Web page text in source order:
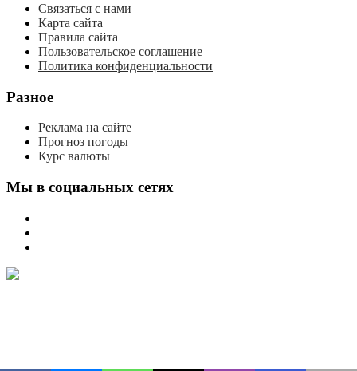
Связаться с нами
Карта сайта
Правила сайта
Пользовательское соглашение
Политика конфиденциальности
Разное
Реклама на сайте
Прогноз погоды
Курс валюты
Мы в социальных сетях